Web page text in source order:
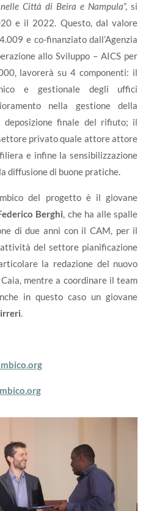
Città di Beira e Nampula”, si
e il 2022. Questo, dal valore
e co-finanziato dall’Agenzia
allo Sviluppo – AICS per
lavorerà su 4 componenti: il
e gestionale degli uffici
nella gestione della
deposizione finale del rifiuto; il
privato quale attore attore
e infine la sensibilizzazione
diffusione di buone pratiche.
del progetto è il giovane
Berghi, che ha alle spalle
di due anni con il CAM, per il
del settore pianificazione
la redazione del nuovo
mentre a coordinare il team
in questo caso un giovane
.